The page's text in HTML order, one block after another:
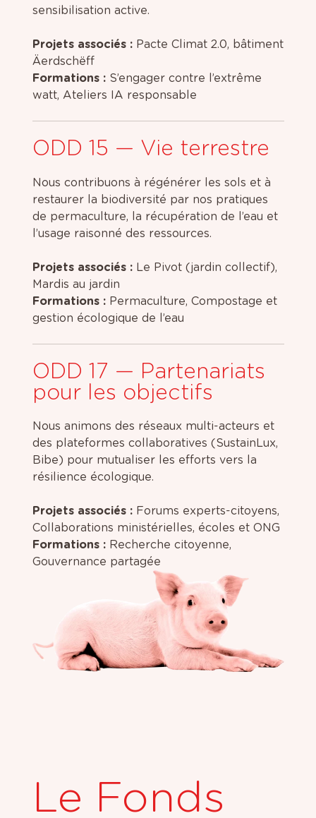
sensibilisation active.
Projets associés :Pacte Climat 2.0, bâtiment
Äerdschëff
Formations :S’engager contre l’extrême
watt, Ateliers IA responsable
ODD 15 — Vie terrestre
Nous contribuons à régénérer les sols et à
restaurer la biodiversité par nos pratiques
de permaculture, la récupération de l’eau et
l’usage raisonné des ressources.
Projets associés :Le Pivot (jardin collectif),
Mardis au jardin
Formations :Permaculture, Compostage et
gestion écologique de l’eau
ODD 17 — Partenariats
pour les objectifs
Nous animons des réseaux multi-acteurs et
des plateformes collaboratives (SustainLux,
Bibe) pour mutualiser les efforts vers la
résilience écologique.
Projets associés :Forums experts-citoyens,
Collaborations ministérielles, écoles et ONG
Formations :Recherche citoyenne,
Gouvernance partagée
Le Fonds